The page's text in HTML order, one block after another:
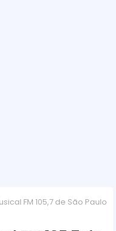
FM 105,7 de São Paulo